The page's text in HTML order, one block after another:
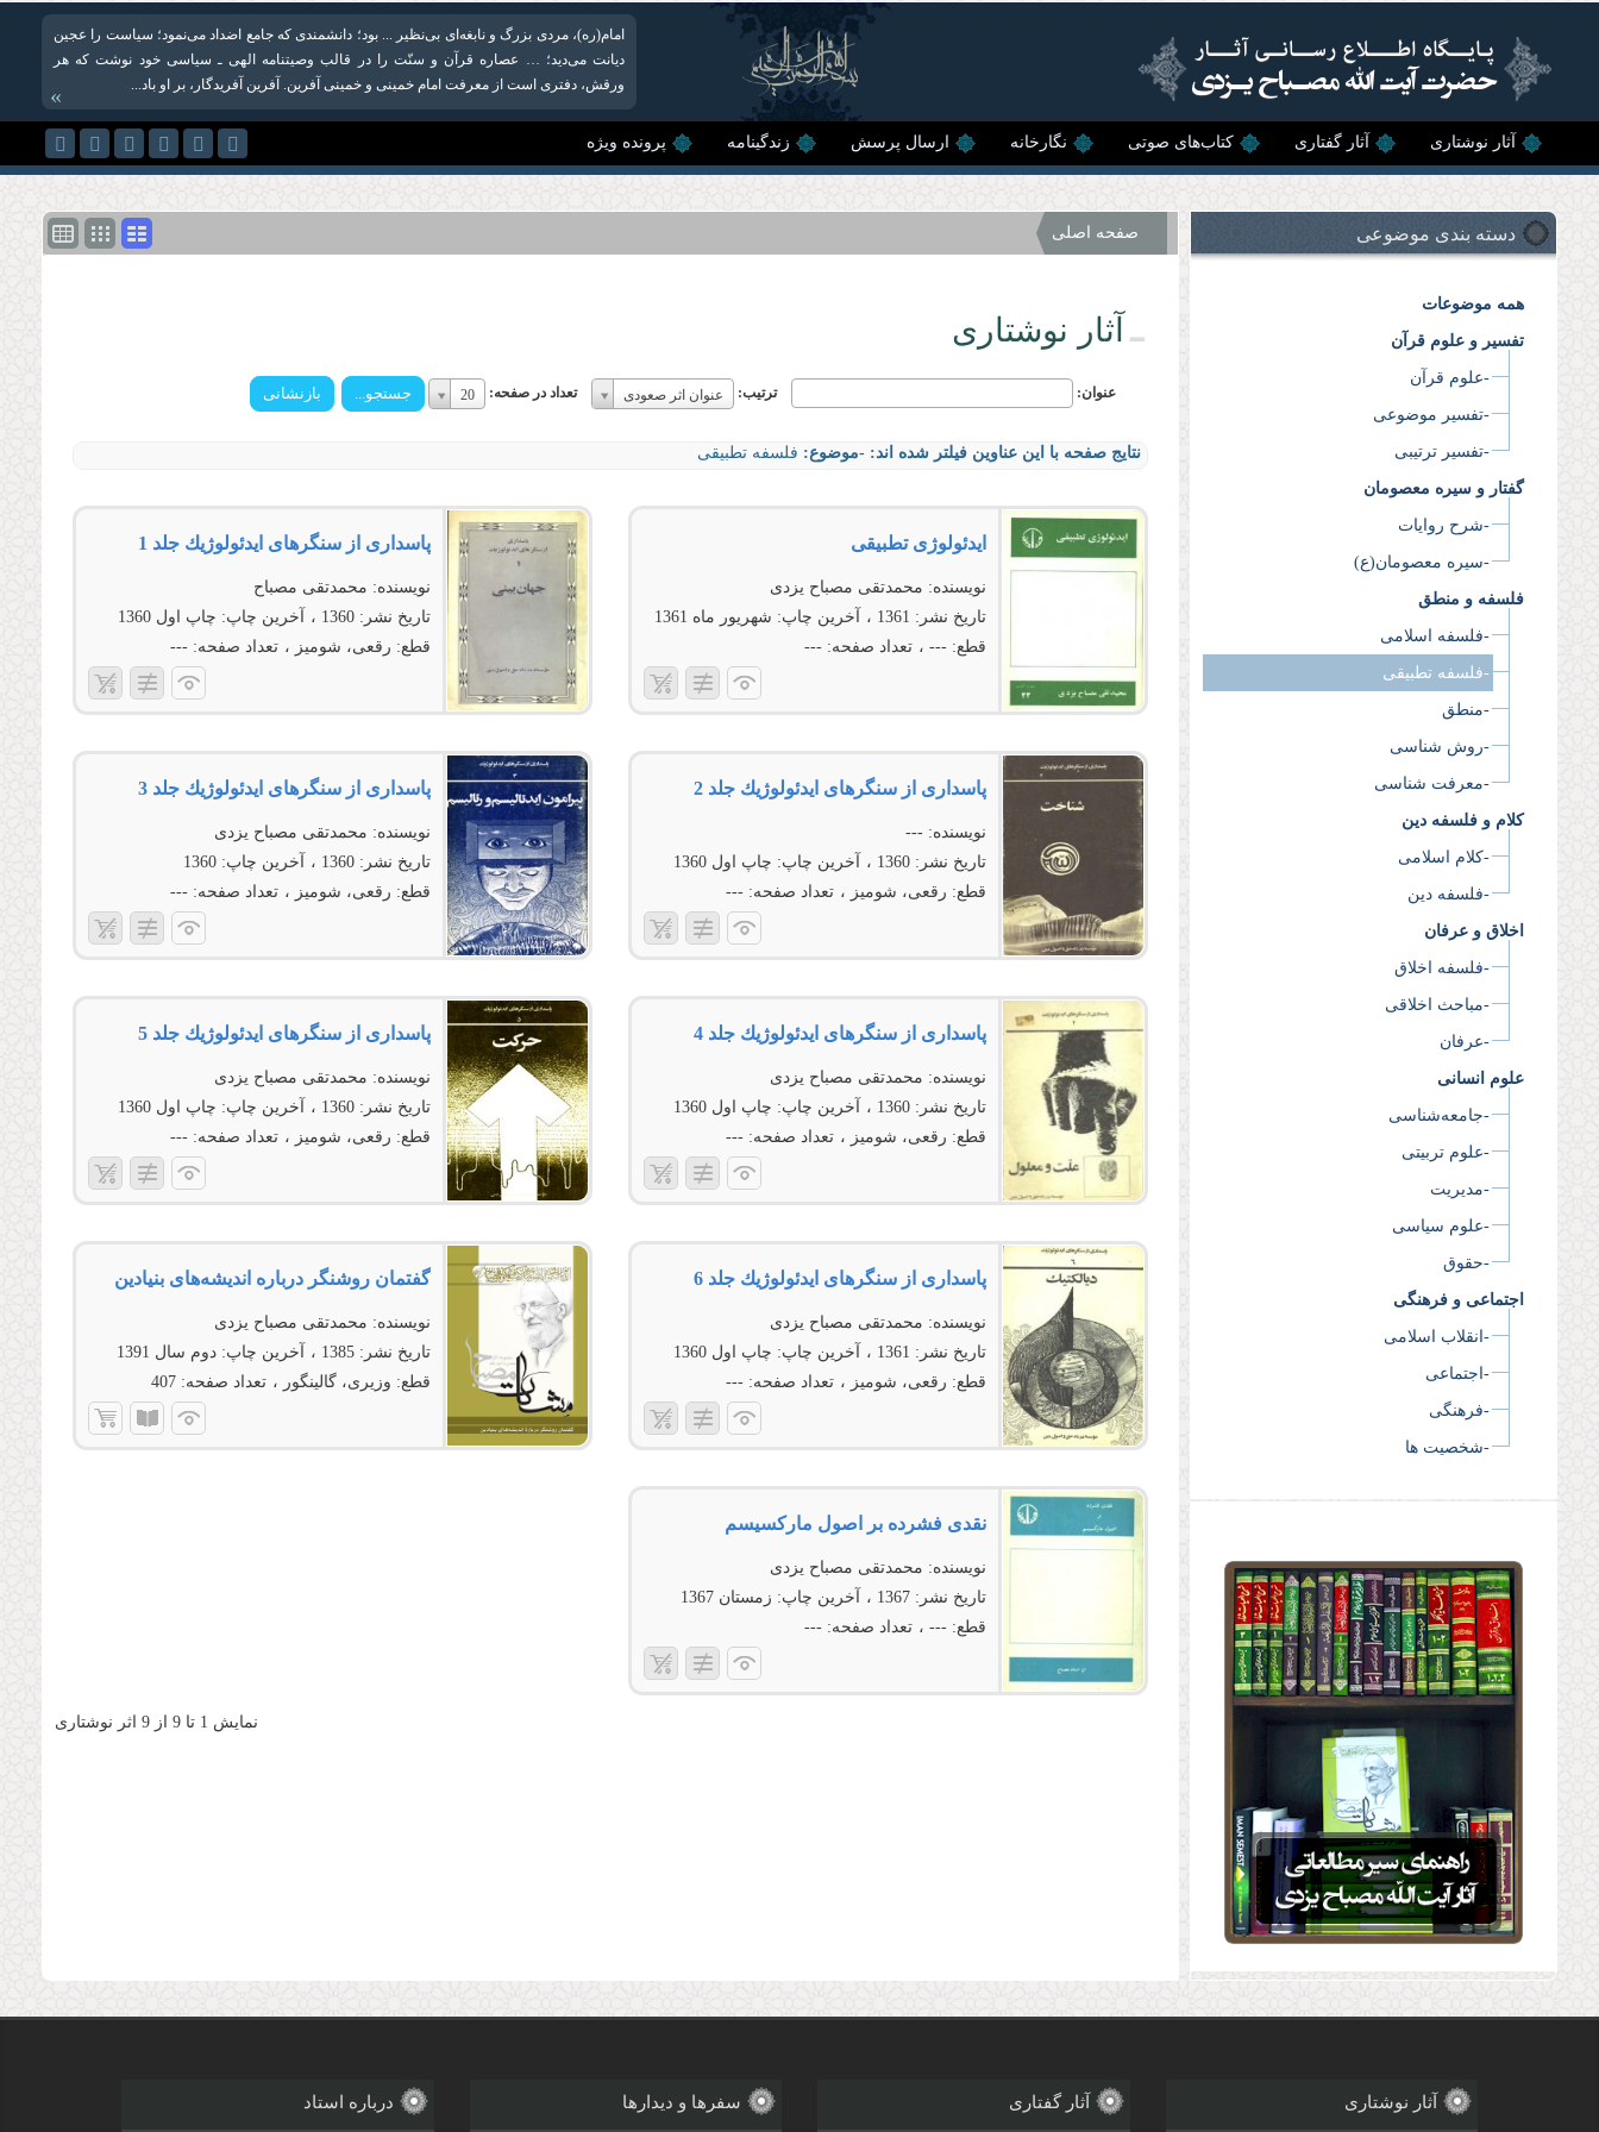
امام(ره)، مردى بزرگ و نابغه‌‏اى بى‌‏نظیر ... بود؛ دانشمندى كه جامع اضداد مى‏‌نمود؛ سیاست را عجین
دیانت مى‏‌دید؛ … عصاره قرآن و سنّت را در قالب وصیت‏نامه الهی‌ ـ سیاسى خود نوشت كه هر
ورقش، دفترى است از معرفت امام خمینى و خمینى آفرین. آفرین آفریدگار، بر او باد...
»
آثار نوشتاری آثار گفتاری کتاب‌های صوتی نگارخانه ارسال پرسش زندگینامه پرونده ویژه
دسته بندی موضوعی
همه موضوعات
تفسیر و علوم قرآن
-علوم قرآن
-تفسیر موضوعی
-تفسیر ترتیبی
گفتار و سیره معصومان
-شرح روایات
-سیره معصومان(ع)
فلسفه و منطق
-فلسفه اسلامی
-فلسفه تطبیقی
-منطق
-روش شناسی
-معرفت شناسی
کلام و فلسفه دین
-کلام اسلامی
-فلسفه دین
اخلاق و عرفان
-فلسفه اخلاق
-مباحث اخلاقی
-عرفان
علوم انسانی
-جامعه‌شناسی
-علوم تربیتی
-مدیریت
-علوم سیاسی
-حقوق
اجتماعی و فرهنگی
-انقلاب اسلامی
-اجتماعی
-فرهنگی
-شخصیت ها
صفحه اصلی
آثار نوشتاری
عنوان: ترتیب: عنوان اثر صعودی
ترتیب:
تعداد در صفحه: 20
تعداد
در
نتایج صفحه با این عناوین فیلتر شده اند: -موضوع: فلسفه تطبیقی
ایدئولوژى تطبیقى
نویسنده: محمدتقی مصباح یزدی
تاریخ نشر: 1361 آخرین چاپ: شهریور ماه 1361
قطع:--- تعداد صفحه:---
پاسدارى از سنگرهاى ایدئولوژیك جلد 1
نویسنده: محمدتقی مصباح
تاریخ نشر:1360 آخرین چاپ: چاپ اول 1360
قطع: رقعی، شومیز تعداد صفحه:---
پاسدارى از سنگرهاى ایدئولوژیك جلد 2
نویسنده:---
تاریخ نشر:1360 آخرین چاپ: چاپ اول 1360
قطع: رقعی، شومیز تعداد صفحه:---
پاسدارى از سنگرهاى ایدئولوژیك جلد 3
نویسنده: محمدتقی مصباح یزدی
تاریخ نشر:1360 آخرین چاپ:1360
قطع: رقعی، شومیز تعداد صفحه:---
پاسدارى از سنگرهاى ایدئولوژیك جلد 4
نویسنده: محمدتقی مصباح یزدی
تاریخ نشر:1360 آخرین چاپ: چاپ اول 1360
قطع: رقعی، شومیز تعداد صفحه:---
پاسدارى از سنگرهاى ایدئولوژیك جلد 5
نویسنده: محمدتقی مصباح یزدی
تاریخ نشر:1360 آخرین چاپ: چاپ اول 1360
قطع: رقعی، شومیز تعداد صفحه:---
پاسدارى از سنگرهاى ایدئولوژیك جلد 6
نویسنده: محمدتقی مصباح یزدی
تاریخ نشر: 1361 آخرین چاپ: چاپ اول 1360
قطع: رقعی، شومیز تعداد صفحه:---
گفتمان روشنگر درباره اندیشه‌هاى بنیادین
نویسنده: محمدتقی مصباح یزدی
تاریخ نشر:1385 آخرین چاپ:دوم سال 1391
قطع: وزیری، گالینگور تعداد صفحه:407
نقدى فشرده بر اصول ماركسیسم
نویسنده: محمدتقی مصباح یزدی
تاریخ نشر:1367 آخرین چاپ: زمستان 1367
قطع:--- تعداد صفحه:---
نمایش 1 تا 9 از 9 اثر نوشتاری
آثار نوشتاری آثار گفتاری سفرها و دیدارها درباره استاد